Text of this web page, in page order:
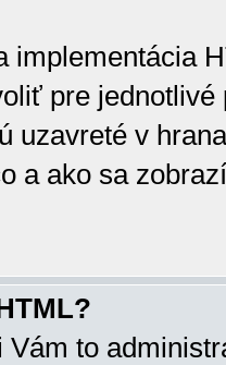
implementácia
pre
uzavreté v
a ako sa
Vám to